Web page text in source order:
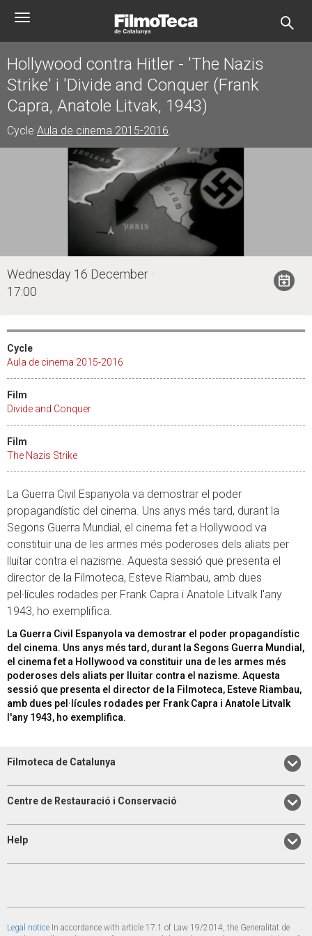
Toggle
Hollywood contra Hitler - 'The Nazis
Strike' i 'Divide and Conquer (Frank
Capra, Anatole Litvak, 1943)
Cycle Aula de cinema 2015-2016.
Wednesday 16 December ·
17:00
Cycle
Aula de cinema 2015-2016
Film
Divide and Conquer
Film
The Nazis Strike
La Guerra Civil Espanyola va demostrar el poder
propagandístic del cinema. Uns anys més tard, durant la
Segons Guerra Mundial, el cinema fet a Hollywood va
constituir una de les armes més poderoses dels aliats per
lluitar contra el nazisme. Aquesta sessió que presenta el
director de la Filmoteca, Esteve Riambau, amb dues
pel·lícules rodades per Frank Capra i Anatole Litvalk l'any
1943, ho exemplifica.
La Guerra Civil Espanyola va demostrar el poder propagandístic
del cinema. Uns anys més tard, durant la Segons Guerra Mundial,
el cinema fet a Hollywood va constituir una de les armes més
poderoses dels aliats per lluitar contra el nazisme. Aquesta
sessió que presenta el director de la Filmoteca, Esteve Riambau,
amb dues pel·lícules rodades per Frank Capra i Anatole Litvalk
l'any 1943, ho exemplifica.
Filmoteca de Catalunya
Centre de Restauració i Conservació
Help
Legal notice In accordance with article 17.1 of Law 19/2014, the Generalitat de